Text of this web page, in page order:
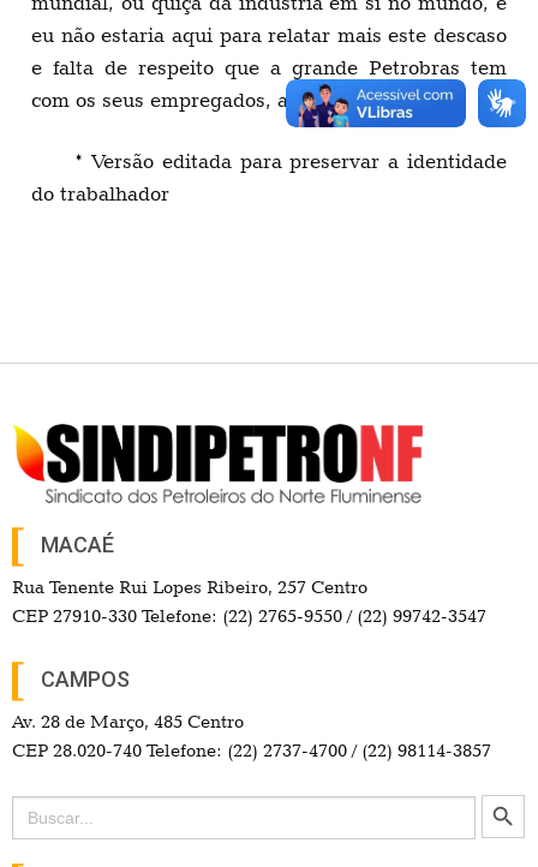
eu não estaria aqui para relatar mais este descaso
e falta de respeito que a grande Petrobras tem
com os seus empregados, até quando” ?
* Versão editada para preservar a identidade
do trabalhador
MACAÉ
Rua Tenente Rui Lopes Ribeiro, 257 Centro
CEP 27910-330 Telefone: (22) 2765-9550 / (22) 99742-3547
CAMPOS
Av. 28 de Março, 485 Centro
CEP 28.020-740 Telefone: (22) 2737-4700 / (22) 98114-3857
Search
for:
Search Button